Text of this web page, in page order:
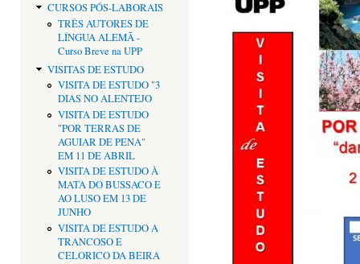
CURSOS PÓS-LABORAIS
TRÊS AUTORES DE
LÍNGUA ALEMÃ -
Curso Breve na UPP
VISITAS DE ESTUDO
VISITA DE ESTUDO "3
DIAS NO ALENTEJO
VISITA DE ESTUDO
"POR TERRAS DE
AGUIAR DE PENA"
EM 11 DE ABRIL
VISITA DE ESTUDO À
MATA DO BUSSACO E
AO LUSO EM 13 DE
JUNHO
VISITA DE ESTUDO A
TRANCOSO E
CELORICO DA BEIRA